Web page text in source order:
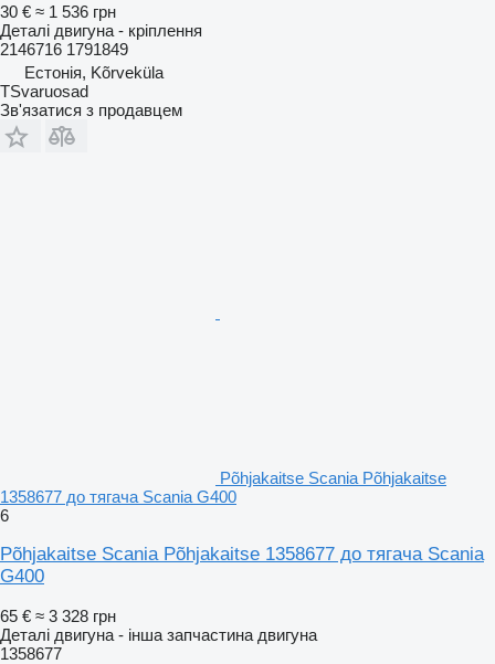
30 € ≈ 1 536 грн
Деталі двигуна - кріплення
2146716 1791849
Естонія, Kõrveküla
TSvaruosad
Зв'язатися з продавцем
Põhjakaitse Scania Põhjakaitse
1358677 до тягача Scania G400
6
Põhjakaitse Scania Põhjakaitse 1358677 до тягача Scania
G400
65 € ≈ 3 328 грн
Деталі двигуна - інша запчастина двигуна
1358677